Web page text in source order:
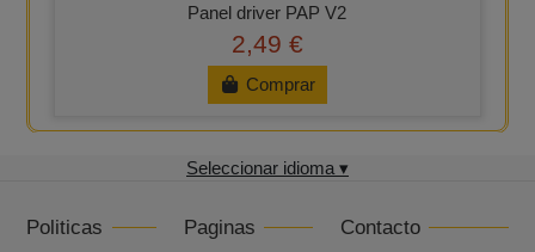
Panel driver PAP V2
2,49 €
Comprar
Seleccionar idioma ▾
Politicas Paginas Contacto